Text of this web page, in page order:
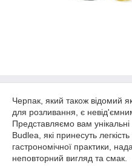
Черпак, який також відомий
для розливання, є невід'ємним
Представляємо вам
Budlea, які принесуть
гастрономічної практики,
неповторний вигляд та смак.